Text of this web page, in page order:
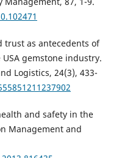
trust as antecedents of
gemstone industry.
Logistics, 24(3), 433-
and safety in the
Management and